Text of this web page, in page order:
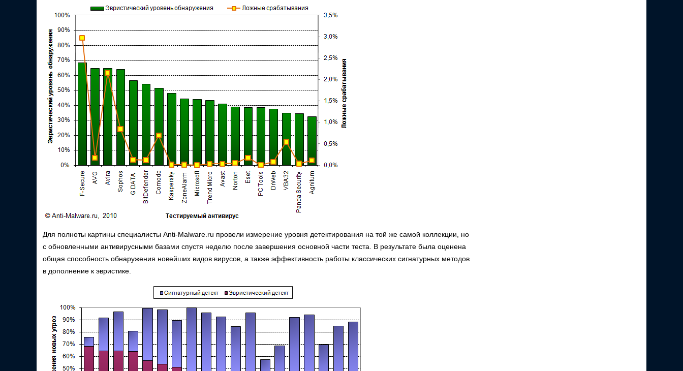
Для полноты картины специалисты Anti-Malware.ru провели измерение уровня детектирования на той же самой коллекции, но
с обновленными антивирусными базами спустя неделю после завершения основной части теста. В результате была оценена
общая способность обнаружения новейших видов вирусов, а также эффективность работы классических сигнатурных методов
в дополнение к эвристике.